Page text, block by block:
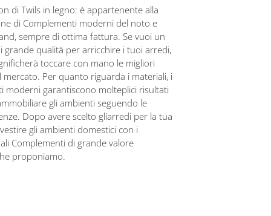
di Twils in legno: è appartenente alla
di Complementi moderni del noto e
sempre di ottima fattura. Se vuoi un
grande qualità per arricchire i tuoi arredi,
toccare con mano le migliori
Per quanto riguarda i materiali, i
moderni garantiscono molteplici risultati
gli ambienti seguendo le
Dopo avere scelto gliarredi per la tua
gli ambienti domestici con i
Complementi di grande valore
proponiamo.